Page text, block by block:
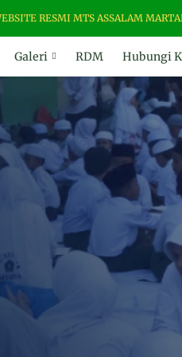
RESMI MTS ASSALAM
Galeri RDM Hubungi